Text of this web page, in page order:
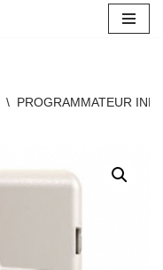
\ PROGRAMMATEUR